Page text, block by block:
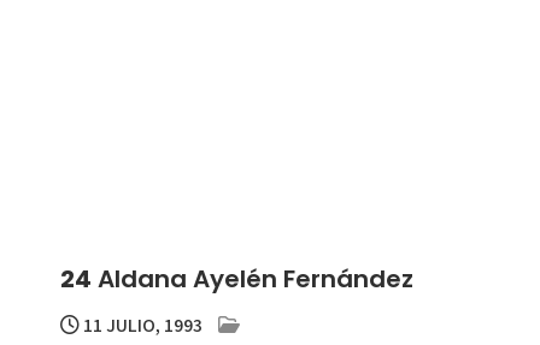
24 Aldana Ayelén Fernández
11 JULIO, 1993